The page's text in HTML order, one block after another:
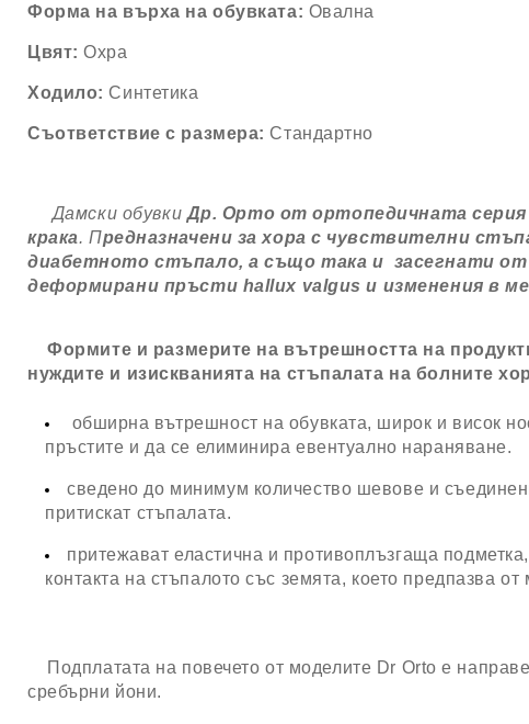
Форма на върха на обувката: Овална
Цвят:Охра
Ходило:Синтетика
Съответствие с размера: Стандартно
Дамски обувкиДр. Орто от ортопедичната серия
крака. Предназначени за хора с чувствителни
диабетното стъпало, а също така и засегнати
деформирани пръсти hallux valgus и изменения в
Формите и размерите на вътрешността на
нуждите и изискванията на стъпалата на болните
обширна вътрешност на обувката, широк и висок
пръстите и да се елиминира евентуално нараняване.
сведено до минимум количество шевове и
притискат стъпалата.
притежават еластична и противоплъзгаща
контакта на стъпалото със земята, което предпазва
Подплатата на повечето от моделите Dr Orto е
сребърни йони.